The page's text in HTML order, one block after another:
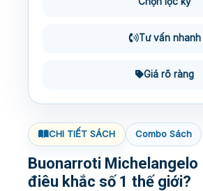
Tư vấn nhanh
Giá rõ ràng
CHI TIẾT SÁCH Combo Sách
Buonarroti Michelangelo
điêu khắc số 1 thế giới?